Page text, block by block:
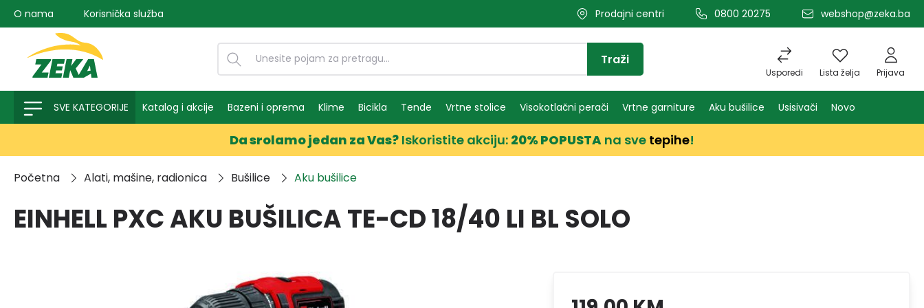
pretragu Preskoči na glavnu navigaciju
O nama Korisnička služba Prodajni centri 0800 20275 webshop@zeka.ba
Usporedi Lista želja Prijava
Traži
SVE KATEGORIJE Katalog i akcije Bazeni i oprema Klime Bicikla Tende Vrtne stolice Visokotlačni perači Vrtne garniture Aku bušilice Usisivači Novo
Da srolamo jedan za Vas? Iskoristite akciju: 20% POPUSTA na sve tepihe!
Početna Alati, mašine, radionica Bušilice Aku bušilice
EINHELL PXC AKU BUŠILICA TE-CD 18/40 LI BL SOLO